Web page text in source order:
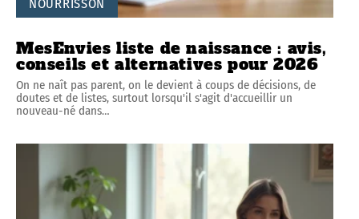
NOURRISSON
MesEnvies liste de naissance : avis,
conseils et alternatives pour 2026
On ne naît pas parent, on le devient à coups de décisions, de
doutes et de listes, surtout lorsqu'il s'agit d'accueillir un
nouveau-né dans…